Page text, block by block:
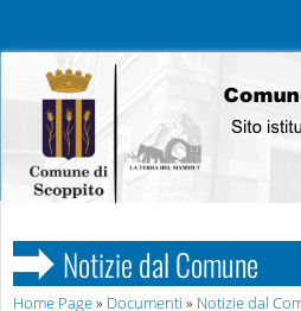
Notizie dal Comune
Home Page» Documenti » Notizie dal